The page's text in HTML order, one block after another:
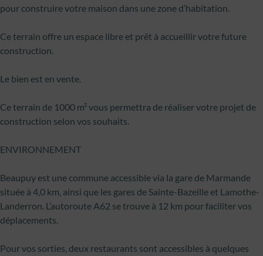
pour construire votre maison dans une zone d’habitation.
Ce terrain offre un espace libre et prêt à accueillir votre future
construction.
Le bien est en vente.
Ce terrain de 1000 m² vous permettra de réaliser votre projet de
construction selon vos souhaits.
ENVIRONNEMENT
Beaupuy est une commune accessible via la gare de Marmande
située à 4,0 km, ainsi que les gares de Sainte-Bazeille et Lamothe-
Landerron. L’autoroute A62 se trouve à 12 km pour faciliter vos
déplacements.
Pour vos sorties, deux restaurants sont accessibles à quelques